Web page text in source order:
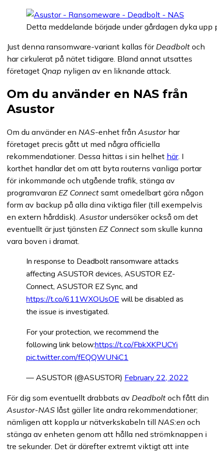
Detta meddelande började under gårdagen dyka
Just denna ransomware-variant kallas för Deadbolt och
har cirkulerat på nätet tidigare. Bland annat utsattes
företaget Qnap nyligen av en liknande attack.
Om du använder en NAS från
Asustor
Om du använder en NAS-enhet frånAsustorhar
företaget precis gått ut med några officiella
rekommendationer. Dessa hittas i sin helhet här. I
korthet handlar det om att byta routerns vanliga portar
för inkommande och utgående trafik, stänga av
programvaran EZ Connect samt omedelbart göra någon
form av backup på alla dina viktiga filer (till exempelvis
en extern hårddisk).Asustorundersöker också om det
eventuellt är just tjänsten EZ Connect som skulle kunna
vara boven i dramat.
In response to Deadbolt ransomware attacks
affecting ASUSTOR devices, ASUSTOR EZ-
Connect, ASUSTOR EZ Sync, and
https://t.co/611WXOUsOE will be disabled as
the issue is investigated.
For your protection, we recommend the
following link below:https://t.co/FbkXKPUCYi
pic.twitter.com/fEQQWUNiC1
— ASUSTOR (@ASUSTOR) February 22, 2022
För dig som eventuellt drabbats av Deadbolt och fått din
Asustor-NAS låst gäller lite andra rekommendationer;
nämligen att koppla ur nätverkskabeln till NAS:en och
stänga av enheten genom att hålla ned strömknappen i
tre sekunder. Det är därefter extremt viktigt att inte